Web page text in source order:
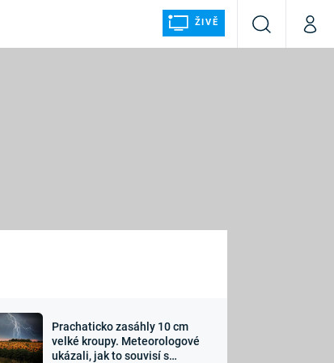
ŽIVĚ
VyhledáváníMůj
Sledujte nás
Prachaticko zasáhly 10 cm
velké kroupy. Meteorologové
ukázali, jak to souvisí s